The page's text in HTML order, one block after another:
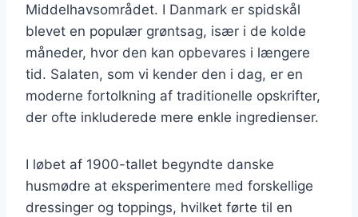
Middelhavsområdet. I Danmark er spidskål
blevet en populær grøntsag, især i de kolde
måneder, hvor den kan opbevares i længere
tid. Salaten, som vi kender den i dag, er en
moderne fortolkning af traditionelle opskrifter,
der ofte inkluderede mere enkle ingredienser.
I løbet af 1900-tallet begyndte danske
husmødre at eksperimentere med forskellige
dressinger og toppings, hvilket førte til en